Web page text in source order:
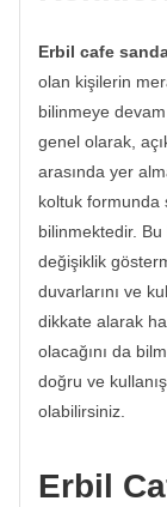
Erbil cafe
olan kişilerin
bilinmeye
genel olarak,
arasında yer
koltuk formunda
bilinmektedir.
değişiklik
duvarlarını ve
dikkate alarak
olacağını da
doğru ve
olabilirsiniz.
Erbil